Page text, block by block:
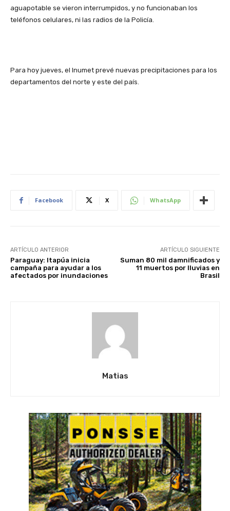
aguapotable se vieron interrumpidos, y no funcionaban los
teléfonos celulares, ni las radios de la Policía.
Para hoy jueves, el Inumet prevé nuevas precipitaciones para los
departamentos del norte y este del país.
Facebook X WhatsApp
ARTÍCULO ANTERIOR
Paraguay: Itapúa inicia
campaña para ayudar a los
afectados por inundaciones
ARTÍCULO SIGUIENTE
Suman 80 mil damnificados y
11 muertos por lluvias en
Brasil
Matias